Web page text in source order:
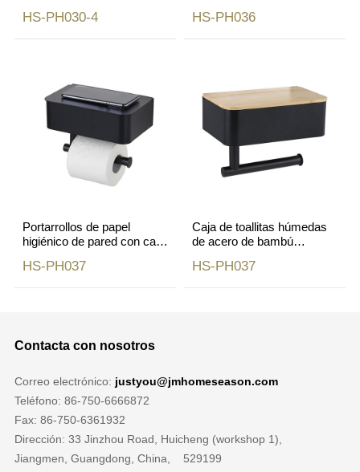
soporte para teléfono móvil
HS-PH030-4
negro con cajón
HS-PH036
Portarrollos de papel
higiénico de pared con caja
estante para teléfono
HS-PH037
Caja de toallitas húmedas
de acero de bambú
y baño, soporte negro
HS-PH037
Contacta con nosotros
Correo electrónico: justyou@jmhomeseason.com
Teléfono: 86-750-6666872
Fax: 86-750-6361932
Dirección: 33 Jinzhou Road, Huicheng (workshop 1),
Jiangmen, Guangdong, China, 529199